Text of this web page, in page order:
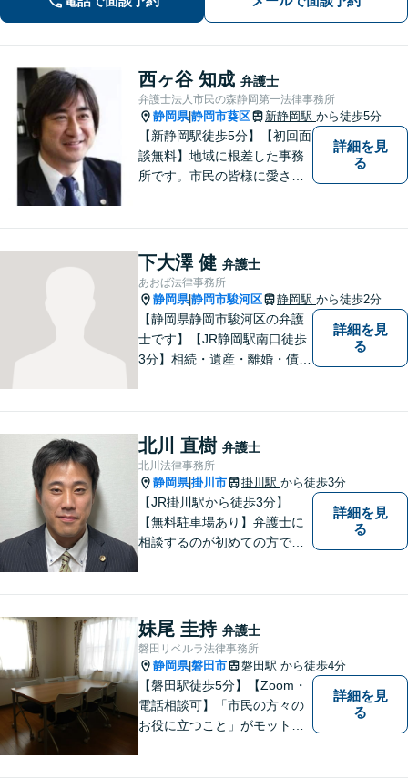
件・賃貸トラブルなど身近な法律問題
西ヶ谷 知成 弁護士
弁護士法人市民の森静岡第一法律事務所
静岡県|静岡市葵区 新静岡駅 から徒歩5分
【新静岡駅徒歩5分】【初回面
談無料】地域に根差した事務
所です。市民の皆様に愛され
軽にご連絡ください。
詳細を見
る
下大澤 健 弁護士
あおば法律事務所
静岡県|静岡市駿河区 静岡駅 から徒歩2分
【静岡県静岡市駿河区の弁護
士です】【JR静岡駅南口徒歩
3分】相続・遺産・離婚・債務
整理など企業に関わる問題を
幅広く取り扱っております。
どうぞお気軽にご相談くださ
い。
詳細を見
る
北川 直樹 弁護士
北川法律事務所
静岡県|掛川市 掛川駅 から徒歩3分
【JR掛川駅から徒歩3分】
【無料駐車場あり】弁護士に
相談するのが初めての方でも
には、可能な限り早く解決に
至るよう迅速に対応いたしま
す。まずはお気軽にご相談く
ださい。
詳細を見
る
妹尾 圭持 弁護士
磐田リベルラ法律事務所
静岡県|磐田市 磐田駅 から徒歩4分
【磐田駅徒歩5分】【Zoom・
電話相談可】「市民の方々の
お役に立つこと」がモットー
詳細を見
る